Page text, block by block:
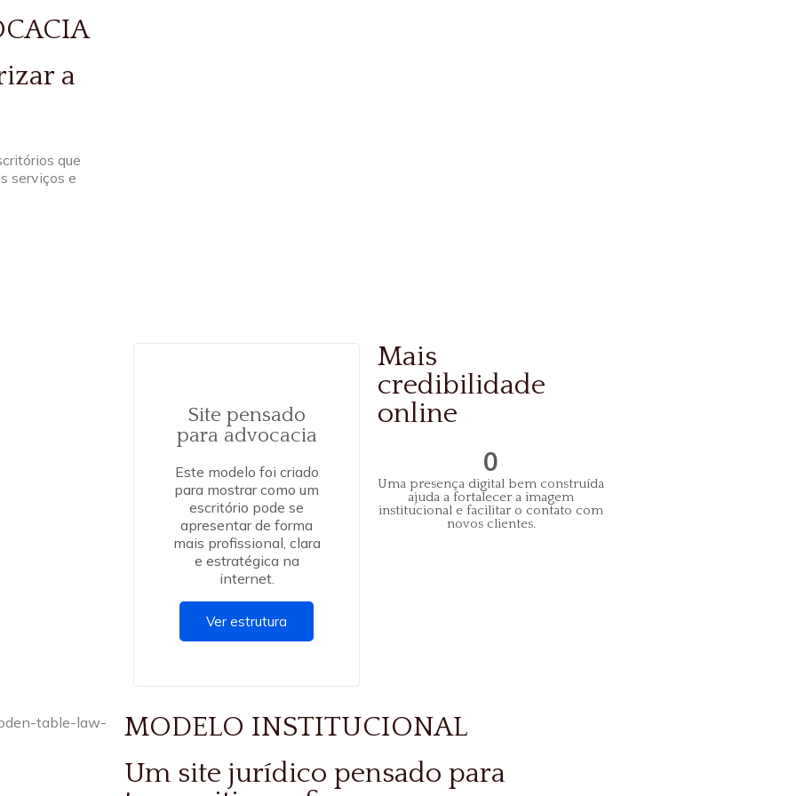
a
que
serviços e
Site pensado
para advocacia
Este modelo foi criado
para mostrar como um
escritório pode se
apresentar de forma
mais profissional, clara
e estratégica na
internet.
Ver estrutura
Mais
credibilidade
online
0
Uma presença digital bem construída
ajuda a fortalecer a imagem
institucional e facilitar o contato com
novos clientes.
MODELO INSTITUCIONAL
Um site jurídico pensado para